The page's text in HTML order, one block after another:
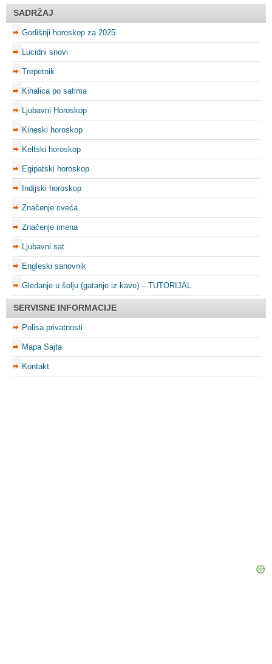
SADRŽAJ
Godišnji horoskop za 2025.
Lucidni snovi
Trepetnik
Kihalica po satima
Ljubavni Horoskop
Kineski horoskop
Keltski horoskop
Egipatski horoskop
Indijski horoskop
Značenje cveća
Značenje imena
Ljubavni sat
Engleski sanovnik
Gledanje u šolju (gatanje iz kave) – TUTORIJAL
SERVISNE INFORMACIJE
Polisa privatnosti
Mapa Sajta
Kontakt